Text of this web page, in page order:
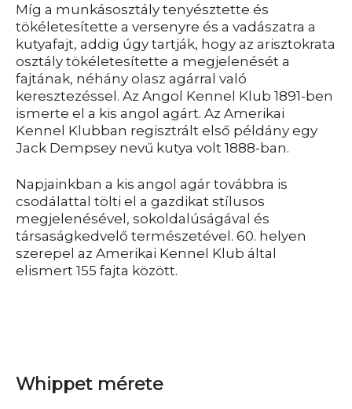
Míg a munkásosztály tenyésztette és
tökéletesítette a versenyre és a vadászatra a
kutyafajt, addig úgy tartják, hogy az arisztokrata
osztály tökéletesítette a megjelenését a
fajtának, néhány olasz agárral való
keresztezéssel. Az Angol Kennel Klub 1891-ben
ismerte el a kis angol agárt. Az Amerikai
Kennel Klubban regisztrált első példány egy
Jack Dempsey nevű kutya volt 1888-ban.
Napjainkban a kis angol agár továbbra is
csodálattal tölti el a gazdikat stílusos
megjelenésével, sokoldalúságával és
társaságkedvelő természetével. 60. helyen
szerepel az Amerikai Kennel Klub által
elismert 155 fajta között.
Whippet mérete